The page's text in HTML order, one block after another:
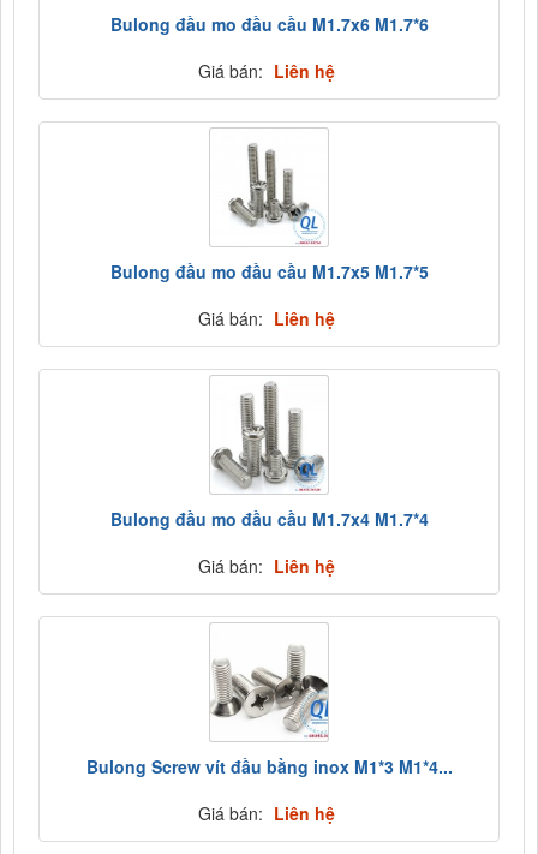
Bulong đầu mo đầu cầu M1.7x6 M1.7*6
Giá bán: Liên hệ
Bulong đầu mo đầu cầu M1.7x5 M1.7*5
Giá bán: Liên hệ
Bulong đầu mo đầu cầu M1.7x4 M1.7*4
Giá bán: Liên hệ
Bulong Screw vít đầu bằng inox M1*3 M1*4...
Giá bán: Liên hệ